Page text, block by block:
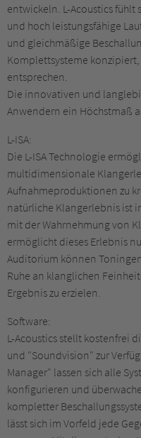
entwickeln. L-Acoustics
und hoch leistungsfähige
und gleichmäßige
Komplettsysteme
entsprechen.
Die innovativen und
Anwendern ein Höchstmaß
L-ISA:
Die L-ISA Technologie
multidimensionale
Aufnahmeproduktionen zu
natürliche Klangerlebnis ist
mit der Wahrnehmung von
ermöglicht dieses Erlebnis
Auditorium können
Ruhe an klanglichen
Ergebnis zu erzielen.
Software:
L-Acoustics stellt kostenfrei
und "Soundvision" zur
Manager" lassen sich alle
konfigurieren und
kompletter
lässt sich im Vorfeld jede